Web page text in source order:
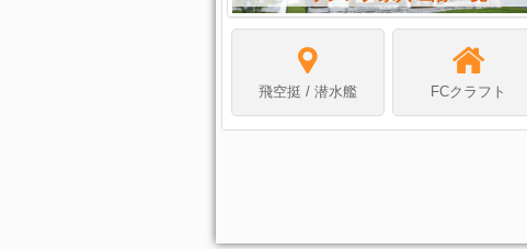
飛空挺 / 潜水艦 FCクラフト